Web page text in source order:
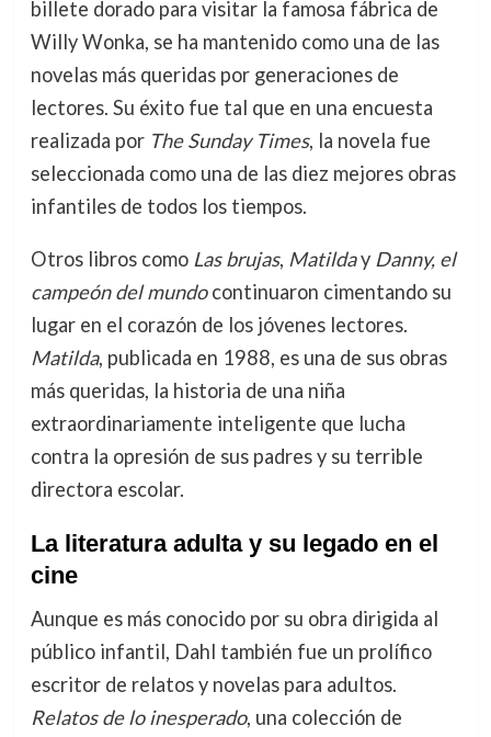
billete dorado para visitar la famosa fábrica de
Willy Wonka, se ha mantenido como una de las
novelas más queridas por generaciones de
lectores. Su éxito fue tal que en una encuesta
realizada por The Sunday Times, la novela fue
seleccionada como una de las diez mejores obras
infantiles de todos los tiempos.
Otros libros como Las brujas, Matilday Danny, el
campeón del mundocontinuaron cimentando su
lugar en el corazón de los jóvenes lectores.
Matilda, publicada en 1988, es una de sus obras
más queridas, la historia de una niña
extraordinariamente inteligente que lucha
contra la opresión de sus padres y su terrible
directora escolar.
La literatura adulta y su legado en el
cine
Aunque es más conocido por su obra dirigida al
público infantil, Dahl también fue un prolífico
escritor de relatos y novelas para adultos.
Relatos de lo inesperado, una colección de